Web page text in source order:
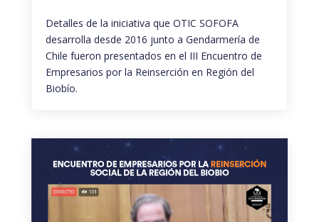
Detalles de la iniciativa que OTIC SOFOFA
desarrolla desde 2016 junto a Gendarmería de
Chile fueron presentados en el III Encuentro de
Empresarios por la Reinserción en Región del
Biobío.